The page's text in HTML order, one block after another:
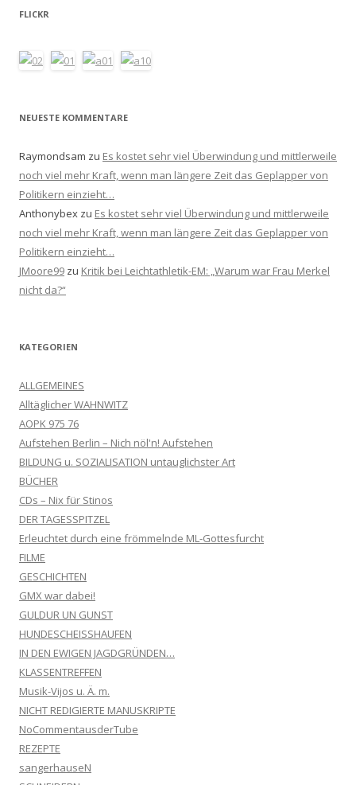
FLICKR
NEUESTE KOMMENTARE
Raymondsam zu Es kostet sehr viel Überwindung und mittlerweile
noch viel mehr Kraft, wenn man längere Zeit das Geplapper von
Politikern einzieht…
Anthonybex zu Es kostet sehr viel Überwindung und mittlerweile
noch viel mehr Kraft, wenn man längere Zeit das Geplapper von
Politikern einzieht…
JMoore99 zu Kritik bei Leichtathletik-EM: „Warum war Frau Merkel
nicht da?“
KATEGORIEN
ALLGEMEINES
Alltäglicher WAHNWITZ
AOPK 975 76
Aufstehen Berlin – Nich nöl'n! Aufstehen
BILDUNG u. SOZIALISATION untauglichster Art
BÜCHER
CDs – Nix für Stinos
DER TAGESSPITZEL
Erleuchtet durch eine frömmelnde ML-Gottesfurcht
FILME
GESCHICHTEN
GMX war dabei!
GULDUR UN GUNST
HUNDESCHEISSHAUFEN
IN DEN EWIGEN JAGDGRÜNDEN…
KLASSENTREFFEN
Musik-Vijos u. Ä. m.
NICHT REDIGIERTE MANUSKRIPTE
NoCommentausderTube
REZEPTE
sangerhauseN